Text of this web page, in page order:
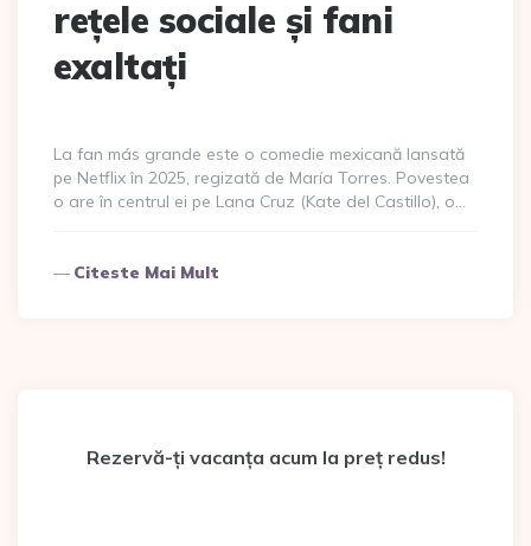
rețele sociale și fani
exaltați
La fan más grande este o comedie mexicană lansată
pe Netflix în 2025, regizată de María Torres. Povestea
o are în centrul ei pe Lana Cruz (Kate del Castillo), o…
Citeste Mai Mult
Rezervă-ți vacanța acum la preț redus!